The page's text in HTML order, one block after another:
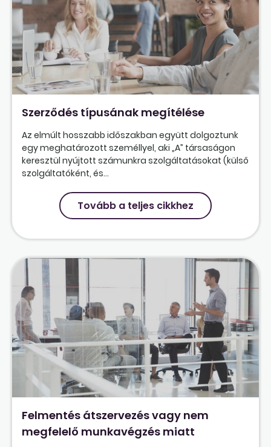
Szerződés típusának megítélése
Az elmúlt hosszabb időszakban együtt dolgoztunk
egy meghatározott személlyel, aki „A” társaságon
keresztül nyújtott számunkra szolgáltatásokat (külső
szolgáltatóként, és...
Tovább a teljes cikkhez
Felmentés átszervezés vagy nem
megfelelő munkavégzés miatt